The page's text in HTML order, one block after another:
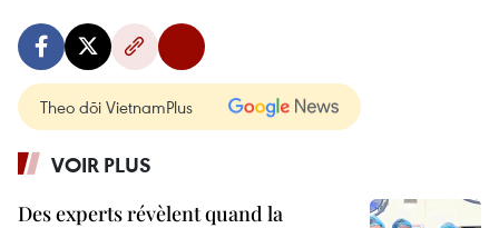
Theo dõi VietnamPlus
VOIR PLUS
Des experts révèlent quand la